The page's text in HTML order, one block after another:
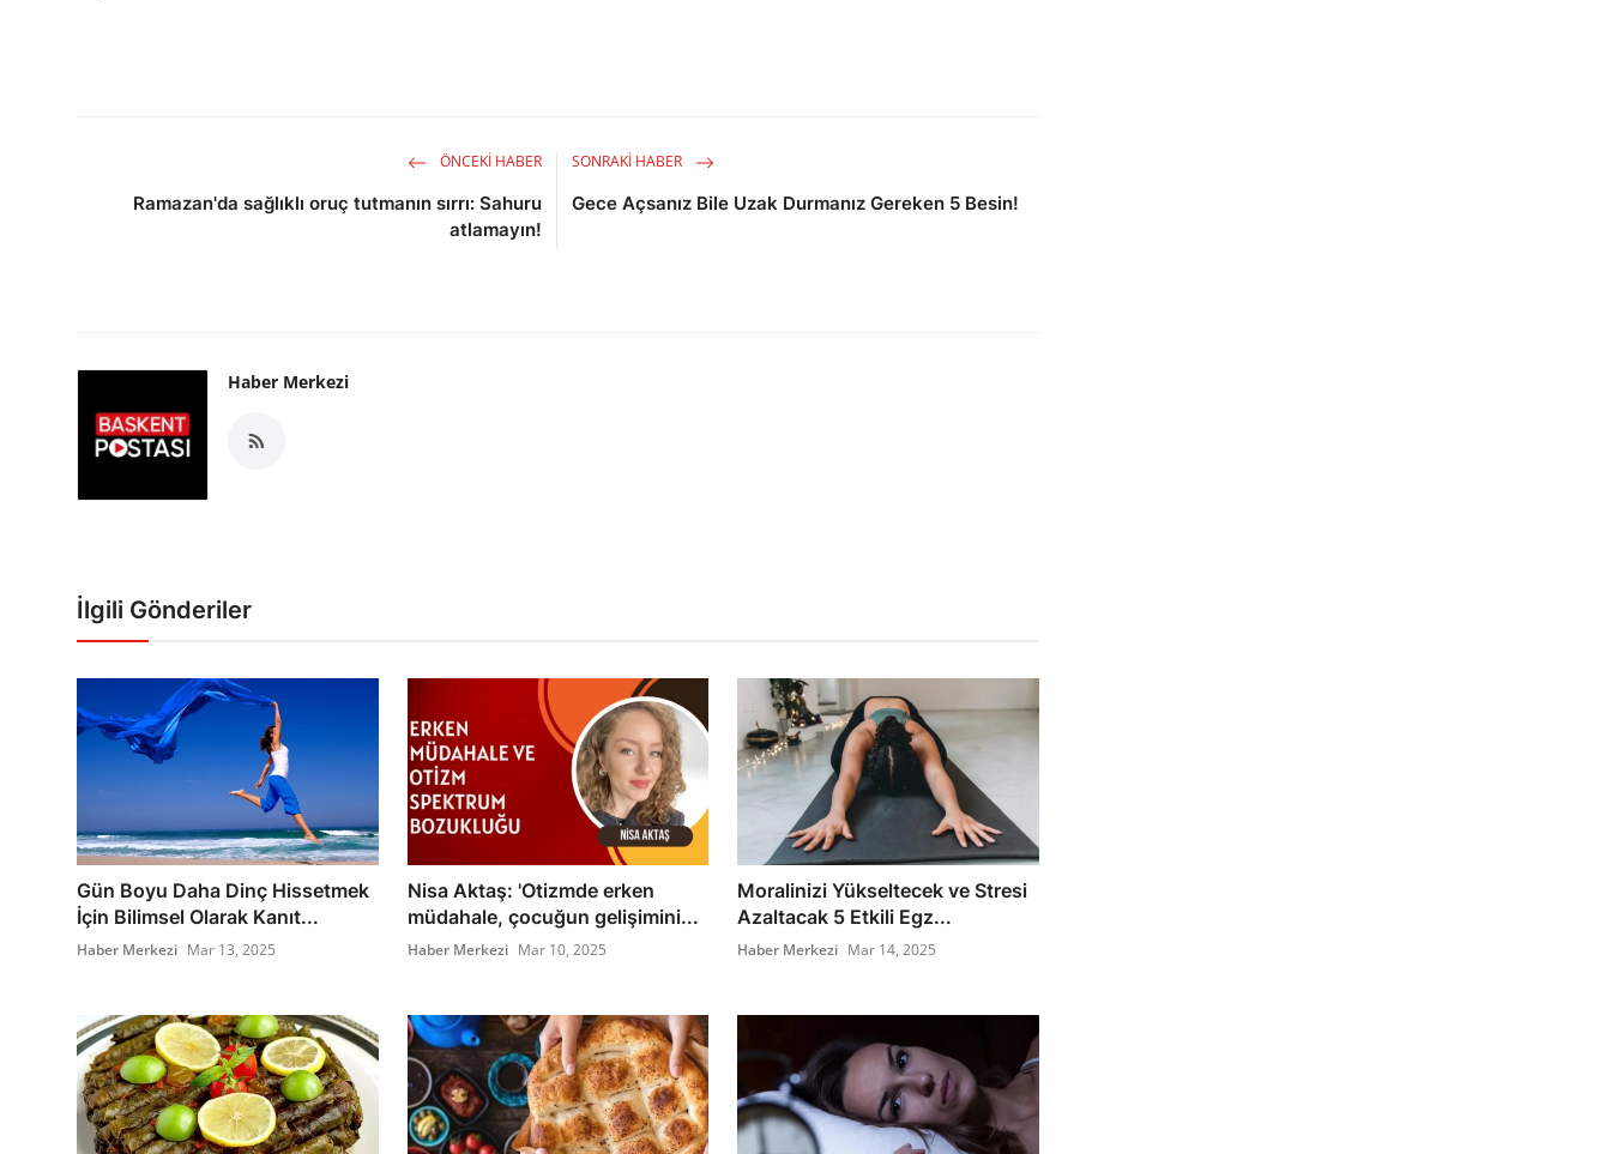
ÖNCEKI HABER
Ramazan'da sağlıklı oruç tutmanın sırrı: Sahuru
atlamayın!
SONRAKI HABER
Gece Açsanız Bile Uzak Durmanız Gereken 5 Besin!
Haber Merkezi
İlgili Gönderiler
Gün Boyu Daha Dinç Hissetmek
İçin Bilimsel Olarak Kanıt...
Haber Merkezi Mar 13, 2025
Nisa Aktaş: 'Otizmde erken
müdahale, çocuğun gelişimini...
Haber Merkezi Mar 10, 2025
Moralinizi Yükseltecek ve Stresi
Azaltacak 5 Etkili Egz...
Haber Merkezi Mar 14, 2025